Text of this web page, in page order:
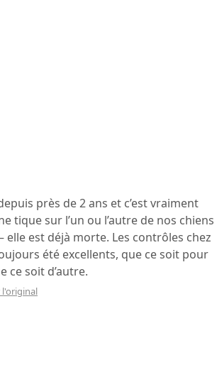
près de 2 ans et c’est vraiment
tique sur l’un ou l’autre de nos chiens
est déjà morte. Les contrôles chez
été excellents, que ce soit pour
ce soit d’autre.
l'original